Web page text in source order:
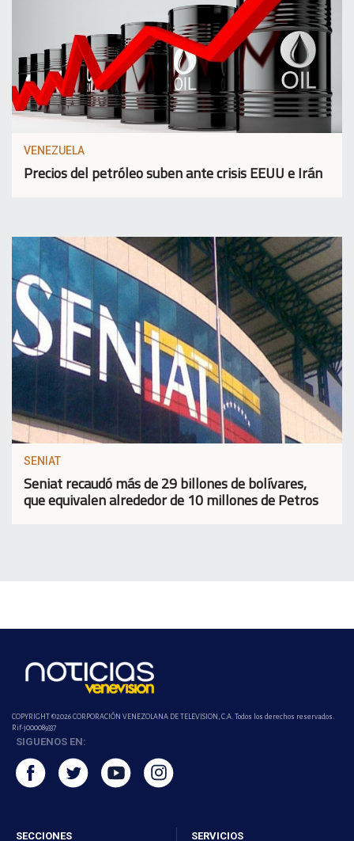
VENEZUELA
Precios del petróleo suben ante crisis EEUU e Irán
SENIAT
Seniat recaudó más de 29 billones de bolívares,
que equivalen alrededor de 10 millones de Petros
COPYRIGHT ©2026 CORPORACIÓN VENEZOLANA DE TELEVISION, C.A. Todos los derechos reservados.
Rif-j000089337
SIGUENOS EN:
SECCIONES SERVICIOS